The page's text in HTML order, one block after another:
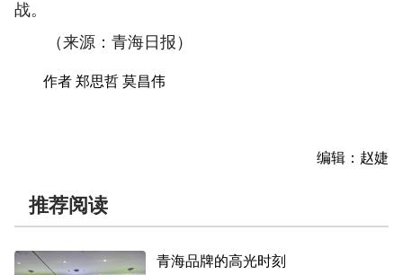
战。
（来源：青海日报）
作者 郑思哲 莫昌伟
编辑：赵婕
推荐阅读
青海品牌的高光时刻